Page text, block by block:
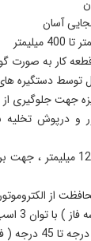
آسان
کار به صورت
توسط دستگیره
جهت جلوگیری
و درپوش
قابلیت تنظیم ارتفاع تیغه
از
3 اسب و دور 3000
بُر کردن )